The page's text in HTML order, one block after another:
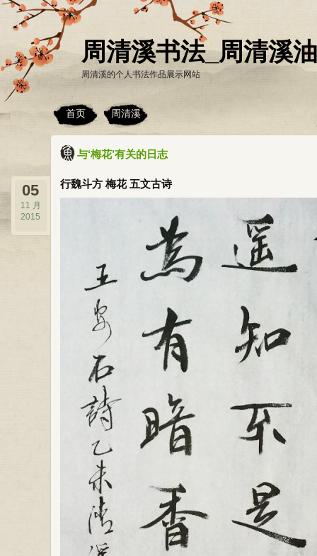
周清溪书法_周清溪
周清溪的个人书法作品展示网站
首页 周清溪
与‘梅花’有关的日志
行魏斗方 梅花 五文古诗
05
11 月
2015